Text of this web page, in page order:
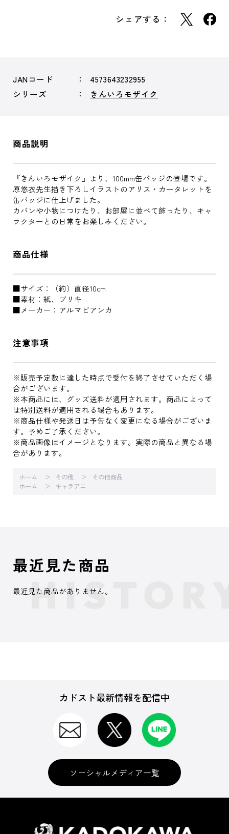
シェアする：
JANコード
4573643232955
シリーズ
きんいろモザイク
商品説明
『きんいろモザイク』より、100mm缶バッジの登場です。
原悠衣先生描き下ろしイラストのアリス・カータレットを
缶バッジに仕上げました。
カバンや小物につけたり、お部屋に並べて飾ったり、キャ
ラクターとの日常をお楽しみください。
商品仕様
■サイズ：（約）直径10cm
■素材：紙、ブリキ
■メーカー：アルマビアンカ
注意事項
※販売予定数に達した時点で受付を終了させていただく場
合がございます。
※本商品には、グッズ送料が適用されます。商品によって
は特別送料が適用される場合もあります。
※商品仕様や発送日は予告なく変更になる場合がございま
す。予めご了承ください。
※商品画像はイメージとなります。実際の商品と異なる場
合があります。
ホーム その他
その他商品
ホーム
キャラアニ
最近見た商品
最近見た商品がありません。
カドスト最新情報を配信中
ソーシャルメディア一覧